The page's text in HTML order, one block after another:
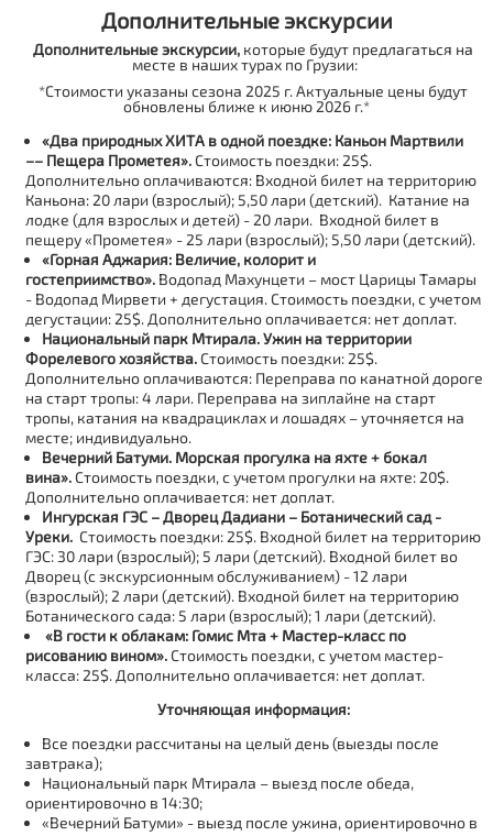
Дополнительные экскурсии
Дополнительные экскурсии, которые будут предлагаться на
месте в наших турах по Грузии:
*Стоимости указаны сезона 2025 г. Актуальные цены будут
обновлены ближе к июню 2026 г.*
«Два природных ХИТА в одной поездке: Каньон Мартвили
–– Пещера Прометея».Стоимость поездки: 25$.
Дополнительно оплачиваются: Входной билет на территорию
Каньона: 20 лари (взрослый); 5,50 лари (детский). Катание на
лодке (для взрослых и детей) - 20 лари. Входной билет в
пещеру «Прометея» - 25 лари (взрослый); 5,50 лари (детский).
«Горная Аджария: Величие, колорит и
гостеприимство». Водопад Махунцети – мост Царицы Тамары
- Водопад Мирвети + дегустация. Стоимость поездки, с учетом
дегустации: 25$. Дополнительно оплачивается: нет доплат.
Национальный парк Мтирала. Ужин на территории
Форелевого хозяйства.Стоимость поездки: 25$.
Дополнительно оплачиваются: Переправа по канатной дороге
на старт тропы: 4 лари. Переправа на зиплайне на старт
тропы, катания на квадрациклах и лошадях – уточняется на
месте; индивидуально.
Вечерний Батуми. Морская прогулка на яхте + бокал
вина».Стоимость поездки, с учетом прогулки на яхте: 20$.
Дополнительно оплачивается: нет доплат.
Ингурская ГЭС – Дворец Дадиани – Ботанический сад -
Уреки. Стоимость поездки: 25$. Входной билет на территорию
ГЭС: 30 лари (взрослый); 5 лари (детский). Входной билет во
Дворец (с экскурсионным обслуживанием) - 12 лари
(взрослый); 2 лари (детский). Входной билет на территорию
Ботанического сада: 5 лари (взрослый); 1 лари (детский).
«В гости к облакам: Гомис Мта + Мастер-класс по
рисованию вином».Стоимость поездки, с учетом мастер-
класса: 25$. Дополнительно оплачивается: нет доплат.
Уточняющая информация:
Все поездки рассчитаны на целый день (выезды после
завтрака);
Национальный парк Мтирала – выезд после обеда,
ориентировочно в 14:30;
«Вечерний Батуми» - выезд после ужина, ориентировочно в